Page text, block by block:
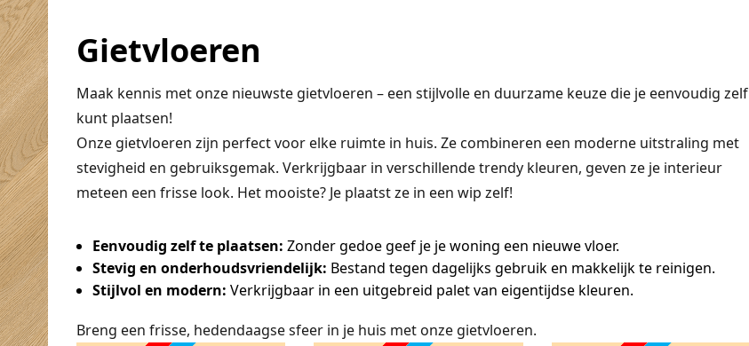
Gietvloeren
Maak kennis met onze nieuwste gietvloeren – een stijlvolle en duurzame keuze die je eenvoudig zelf
kunt plaatsen!
Onze gietvloeren zijn perfect voor elke ruimte in huis. Ze combineren een moderne uitstraling met
stevigheid en gebruiksgemak. Verkrijgbaar in verschillende trendy kleuren, geven ze je interieur
meteen een frisse look. Het mooiste? Je plaatst ze in een wip zelf!
Eenvoudig zelf te plaatsen: Zonder gedoe geef je je woning een nieuwe vloer.
Stevig en onderhoudsvriendelijk: Bestand tegen dagelijks gebruik en makkelijk te reinigen.
Stijlvol en modern: Verkrijgbaar in een uitgebreid palet van eigentijdse kleuren.
Breng een frisse, hedendaagse sfeer in je huis met onze gietvloeren.